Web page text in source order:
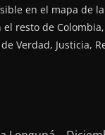
en el mapa de
resto de
Verdad, Justicia,